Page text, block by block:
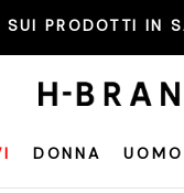
SUI PRODOTTI IN
DONNA UOMO